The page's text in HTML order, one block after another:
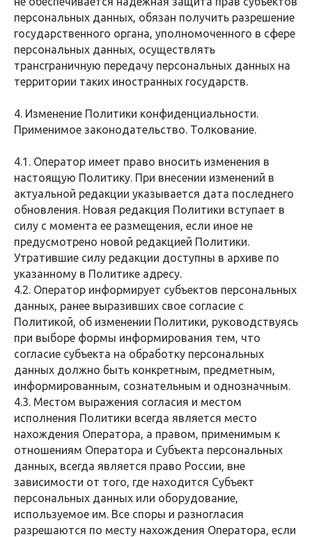
персональных данных, обязан получить разрешение
государственного органа, уполномоченного в сфере
персональных данных, осуществлять
трансграничную передачу персональных данных на
территории таких иностранных государств.
4. Изменение Политики конфиденциальности.
Применимое законодательство. Толкование.
4.1. Оператор имеет право вносить изменения в
настоящую Политику. При внесении изменений в
актуальной редакции указывается дата последнего
обновления. Новая редакция Политики вступает в
силу с момента ее размещения, если иное не
предусмотрено новой редакцией Политики.
Утратившие силу редакции доступны в архиве по
указанному в Политике адресу.
4.2. Оператор информирует субъектов персональных
данных, ранее выразивших свое согласие с
Политикой, об изменении Политики, руководствуясь
при выборе формы информирования тем, что
согласие субъекта на обработку персональных
данных должно быть конкретным, предметным,
информированным, сознательным и однозначным.
4.3. Местом выражения согласия и местом
исполнения Политики всегда является место
нахождения Оператора, а правом, применимым к
отношениям Оператора и Субъекта персональных
данных, всегда является право России, вне
зависимости от того, где находится Субъект
персональных данных или оборудование,
используемое им. Все споры и разногласия
разрешаются по месту нахождения Оператора, если